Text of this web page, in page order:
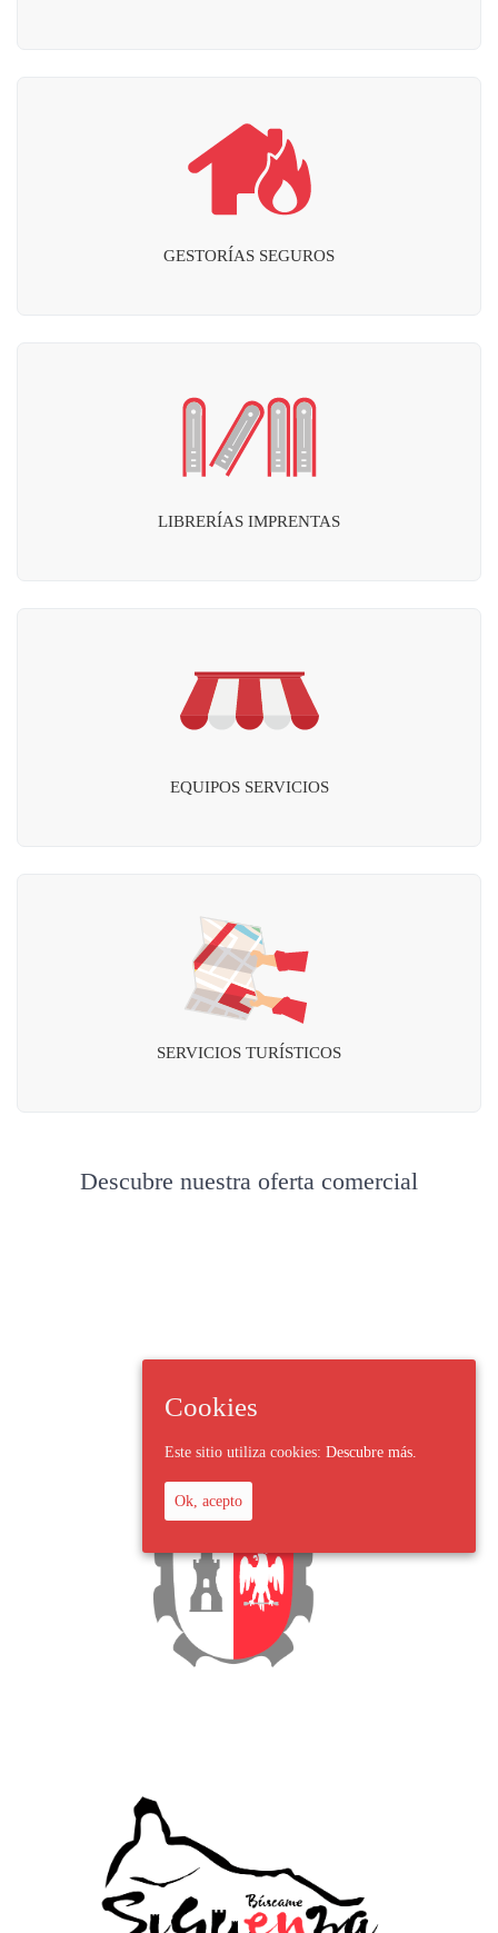
GESTORÍAS SEGUROS
LIBRERÍAS IMPRENTAS
EQUIPOS SERVICIOS
SERVICIOS TURÍSTICOS
Descubre nuestra oferta comercial
Cookies
Este sitio utiliza cookies: Descubre más.
Ok, acepto